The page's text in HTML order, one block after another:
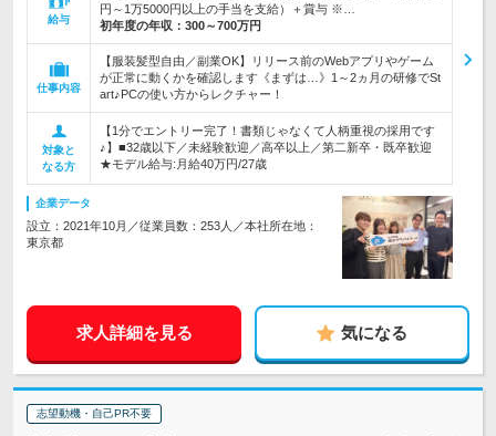
給与
円～1万5000円以上の手当を支給）＋賞与 ※…
初年度の年収： 300～700万円
仕事内容
【服装髪型自由／副業OK】リリース前のWebアプリやゲーム
が正常に動くかを確認します《まずは…》1～2ヵ月の研修でSt
art♪PCの使い方からレクチャー！
対象と
なる方
【1分でエントリー完了！書類じゃなくて人柄重視の採用です
♪】■32歳以下／未経験歓迎／高卒以上／第二新卒・既卒歓迎
★モデル給与:月給40万円/27歳
企業データ
設立：2021年10月／従業員数：253人／本社所在地：
東京都
求人詳細を見る 気になる
志望動機・自己PR不要